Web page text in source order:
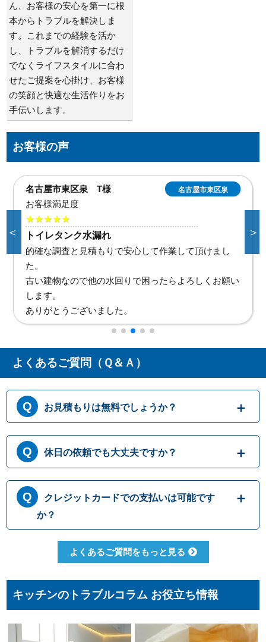
ん、お客様の安心を第一に根
本からトラブルを解決しま
す。これまでの経験を活か
し、トラブルを解消するだけ
でなくライフスタイルに合わ
せたご提案を心掛け、お客様
の笑顔と快適な生活作りをお
手伝いします。
お客様の声
名古屋市東区泉 T様 名古屋市東区泉
お客様満足度
★★★★★
トイレタンク水漏れ
的確な調査と見積もりで安心して作業して頂けまし
た。
古い建物なので他の水回りで困ったらよろしくお願い
します。
ありがとうございました。
＜ ＞
よくあるご質問（Ｑ＆Ａ）
お見積もりは無料でしょうか？
はい、まずは専門スタッフがお伺いし実際に
目で見て現場調査を行います。確認した内容
を元に、無料でお見積もりをご提示させてい
ただきます。もしお見積り内容がご希望に沿
わない場合も、キャンセル料等は一切発生い
たしません。お見積り内容にご納得・ご署名
いただかなければ作業を行うことはございま
せんので、安心してまずはご相談ください。
休日の依頼でも大丈夫ですか？
365日営業しております。休日、祝日、年末年
始いつでも対応可能です。それにかかる追加
料金は発生しません。ご安心ください。
クレジットカードでの支払いは可能です
か？
Master、JCBカードからお選びいただけま
コンビニ決済、QR決済など、お客さまのご都
よくあるご質問をもっと見る
キッチンのトラブルコラム お役立ち情報